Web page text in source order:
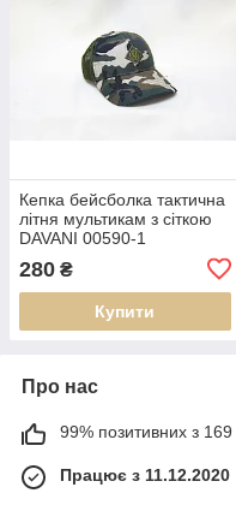
Кепка бейсболка тактична
літня мультикам з сіткою
DAVANI 00590-1
280 ₴
Купити
Про нас
99% позитивних з 169
Працює з 11.12.2020